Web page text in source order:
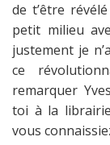
de t’être
petit milieu
justement je
ce
remarquer
toi à la
vous